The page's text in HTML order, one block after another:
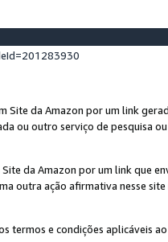
da Amazon por um link
ou outro serviço de pesquisa
da Amazon por um link que
outra ação afirmativa nesse
termos e condições aplicáveis